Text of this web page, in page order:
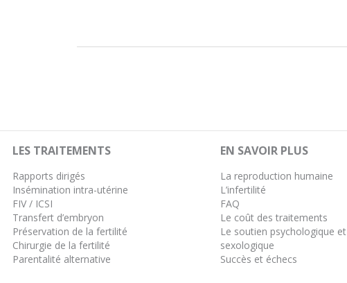
LES TRAITEMENTS
Rapports dirigés
Insémination intra-utérine
FIV / ICSI
Transfert d’embryon
Préservation de la fertilité
Chirurgie de la fertilité
Parentalité alternative
EN SAVOIR PLUS
La reproduction humaine
L’infertilité
FAQ
Le coût des traitements
Le soutien psychologique et
sexologique
Succès et échecs